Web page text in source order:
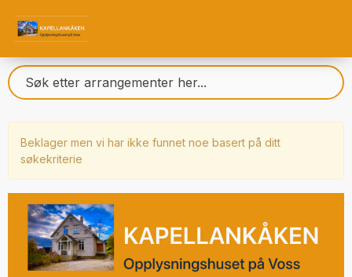
Beklager men vi har ikke funnet noe basert på ditt
søkekriterie